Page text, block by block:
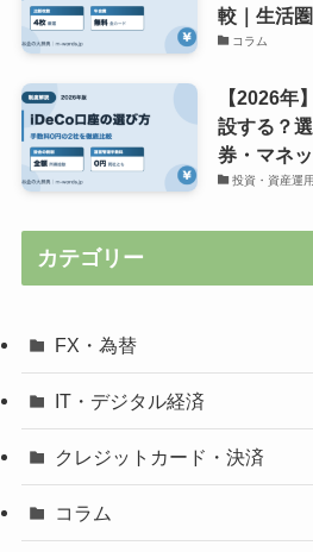
較｜生活
コラム
【2026年
設する？
券・マネ
投資・資産運用
カテゴリー
FX・為替
IT・デジタル経済
クレジットカード・決済
コラム